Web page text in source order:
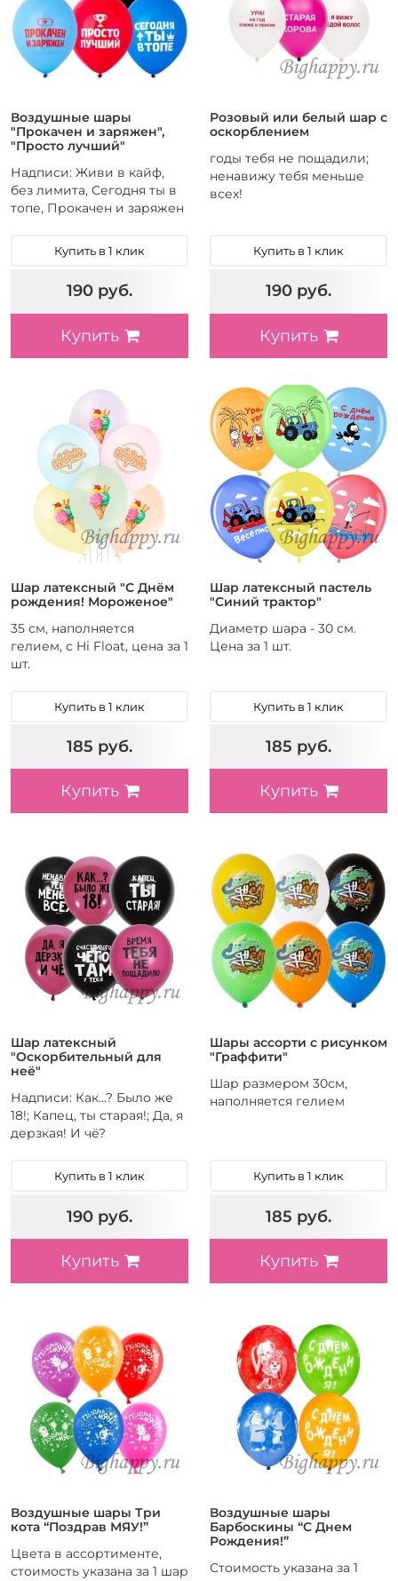
Воздушные шары
"Прокачен и заряжен",
"Просто лучший"
Надписи: Живи в кайф,
без лимита, Сегодня ты в
топе, Прокачен и заряжен
Купить в 1 клик
190 руб.
Купить
Розовый или белый шар с
оскорблением
годы тебя не пощадили;
ненавижу тебя меньше
всех!
Купить в 1 клик
190 руб.
Купить
Шар латексный "С Днём
рождения! Мороженое"
35 см, наполняется
гелием, с Hi Float, цена за 1
шт.
Купить в 1 клик
185 руб.
Купить
Шар латексный пастель
"Синий трактор"
Диаметр шара - 30 см.
Цена за 1 шт.
Купить в 1 клик
185 руб.
Купить
Шар латексный
"Оскорбительный для
неё"
Надписи: Как...? Было же
18!; Капец, ты старая!; Да, я
дерзкая! И чё?
Купить в 1 клик
190 руб.
Купить
Шары ассорти с рисунком
"Граффити"
Шар размером 30см,
наполняется гелием
Купить в 1 клик
185 руб.
Купить
Воздушные шары Три
кота “Поздрав МЯУ!”
Цвета в ассортименте,
стоимость указана за 1 шар
Воздушные шары
Барбоскины “С Днем
Рождения!”
Стоимость указана за 1